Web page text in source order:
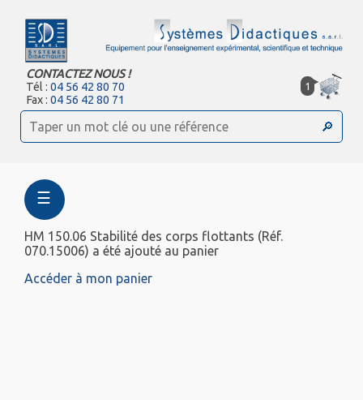
CONTACTEZ NOUS !
Tél :04 56 42 80 70
Fax :04 56 42 80 71
1
☰
HM 150.06 Stabilité des corps flottants (Réf.
070.15006) a été ajouté au panier
Accéder à mon panier